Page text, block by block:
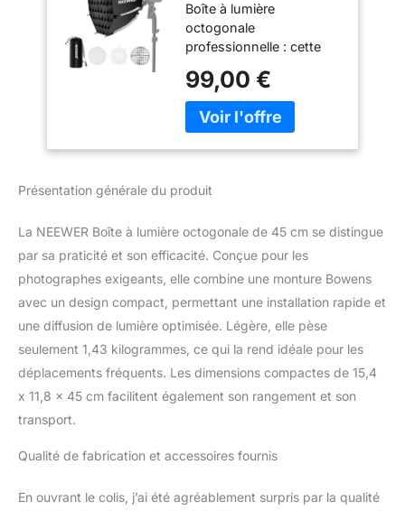
Pliage Rapide,
Installation Rapide
avec
diffuseurs/Grille en
nid d'abeille/Sac
pour Q4 RGB CB60
MS60B MS60C
MS150B Compatible
Aputure
Boîte à lumière
octogonale
professionnelle : cette
octogonale dispose
d'une ouverture de 45 x
30 cm, avec un
qui élargit, diffuse et
conservant le rendu des
couleurs d'origine.
Comprend deux
lumière et une grille en
nid d'abeille pour une
sortie optimale 【Pliage
rapide et nervures
nervures vers le haut
quelques secondes, puis
les boutons de libération
99,00 €
Présentation générale du produit
La NEEWER Boîte à lumière octogonale de 45 cm se distingue
par sa praticité et son efficacité. Conçue pour les
photographes exigeants, elle combine une monture Bowens
avec un design compact, permettant une installation rapide et
une diffusion de lumière optimisée. Légère, elle pèse
seulement 1,43 kilogrammes, ce qui la rend idéale pour les
déplacements fréquents. Les dimensions compactes de 15,4
x 11,8 x 45 cm facilitent également son rangement et son
transport.
Qualité de fabrication et accessoires fournis
En ouvrant le colis, j’ai été agréablement surpris par la qualité